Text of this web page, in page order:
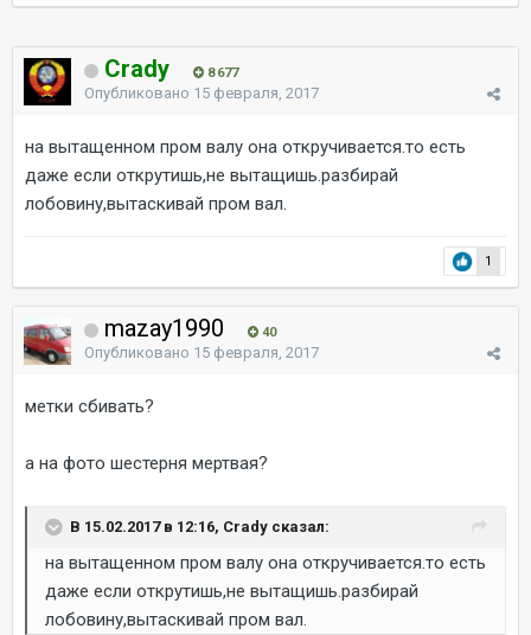
Crady 8 677
Опубликовано 15 февраля, 2017
на вытащенном пром валу она откручивается.то есть
даже если открутишь,не вытащишь.разбирай
лобовину,вытаскивай пром вал.
1
mazay1990 40
Опубликовано 15 февраля, 2017
метки сбивать?
а на фото шестерня мертвая?
В 15.02.2017 в 12:16, Crady сказал:
на вытащенном пром валу она откручивается.то есть
даже если открутишь,не вытащишь.разбирай
лобовину,вытаскивай пром вал.